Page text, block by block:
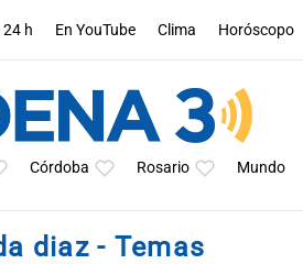
h En YouTube Clima Horóscopo
Córdoba Rosario Mundo
diaz - Temas